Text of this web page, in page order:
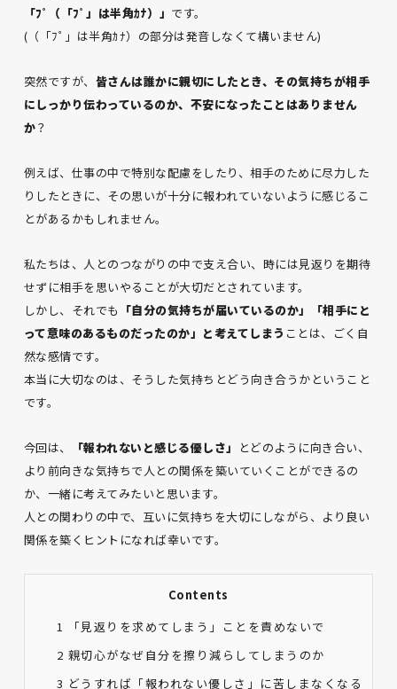
「ﾌﾟ（「ﾌﾟ」は半角ｶﾅ）」 です。
(（「ﾌﾟ」は半角ｶﾅ）の部分は発音しなくて構いません)
突然ですが、 皆さんは誰かに親切にしたとき、その気持ちが相手
にしっかり伝わっているのか、不安になったことはありません
か？
例えば、仕事の中で特別な配慮をしたり、相手のために尽力した
りしたときに、その思いが十分に報われていないように感じるこ
とがあるかもしれません。
私たちは、人とのつながりの中で支え合い、時には見返りを期待
せずに相手を思いやることが大切だとされています。
しかし、それでも 「自分の気持ちが届いているのか」「相手にと
って意味のあるものだったのか」と考えてしまう ことは、ごく自
然な感情です。
本当に大切なのは、そうした気持ちとどう向き合うかということ
です。
今回は、 「報われないと感じる優しさ」
とどのように向き合い、
より前向きな気持ちで人との関係を築いていくことができるの
か、一緒に考えてみたいと思います。
人との関わりの中で、互いに気持ちを大切にしながら、より良い
関係を築くヒントになれば幸いです。
Contents
1
「見返りを求めてしまう」ことを責めないで
2 親切心がなぜ自分を擦り減らしてしまうのか
3 どうすれば「報われない優しさ」に苦しまなくなる